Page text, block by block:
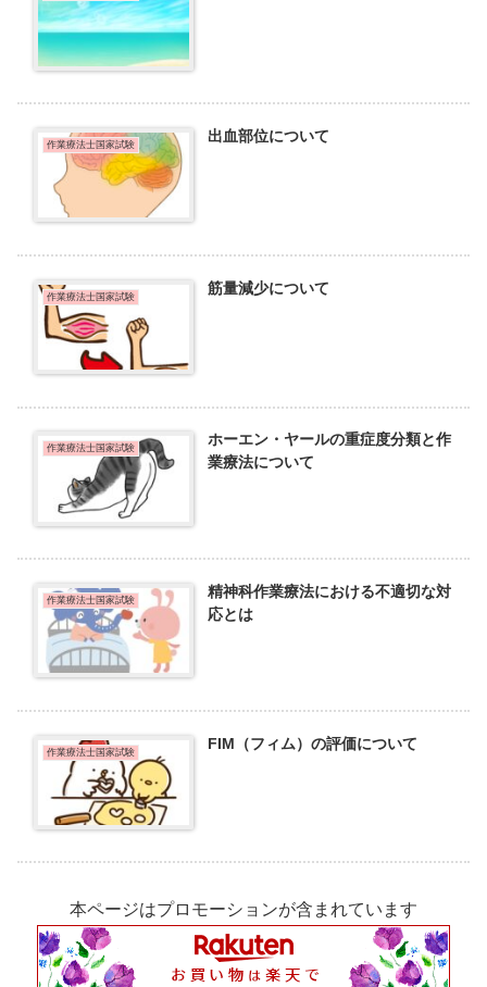
作業療法士国家試験 出血部位について
作業療法士国家試験 筋量減少について
作業療法士国家試験
ホーエン・ヤールの重症度分類と作
業療法について
作業療法士国家試験
精神科作業療法における不適切な対
応とは
作業療法士国家試験 FIM（フィム）の評価について
本ページはプロモーションが含まれています